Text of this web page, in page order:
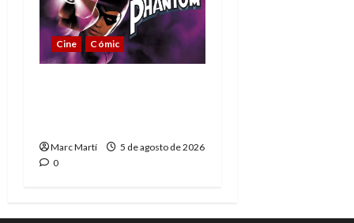
Cine Cómic
Marc Martí
5 de agosto de 2026
0